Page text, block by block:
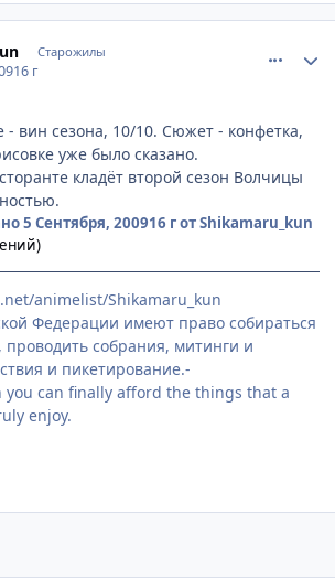
Старожилы
16 г
- вин сезона, 10/10. Сюжет - конфетка,
уже было сказано.
кладёт второй сезон Волчицы
5 Сентября, 200916 гот Shikamaru_kun
animelist/Shikamaru_kun
Федерации имеют право собираться
собрания, митинги и
и пикетирование.-
you can finally afford the things that a
enjoy.